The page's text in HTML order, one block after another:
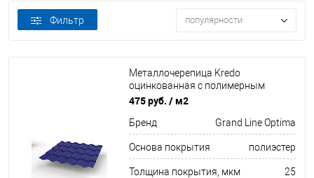
Фильтр популярности
Металлочерепица Kredo
оцинкованная с полимерным
покрытием 0,45х1190мм RAL 5002
475 руб. / м2
Бренд Grand Line Optima
Основа покрытия полиэстер
Толщина покрытия, мкм 25